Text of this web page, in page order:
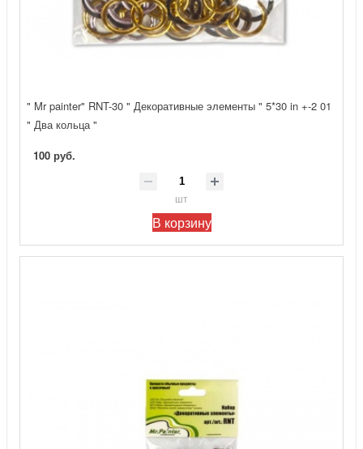
" Mr painter" RNT-30 " Декоративные элементы " 5*30 in +-2 01
" Два кольца "
100 руб.
шт
В корзину